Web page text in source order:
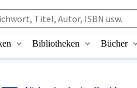
Bibliotheken Bücher